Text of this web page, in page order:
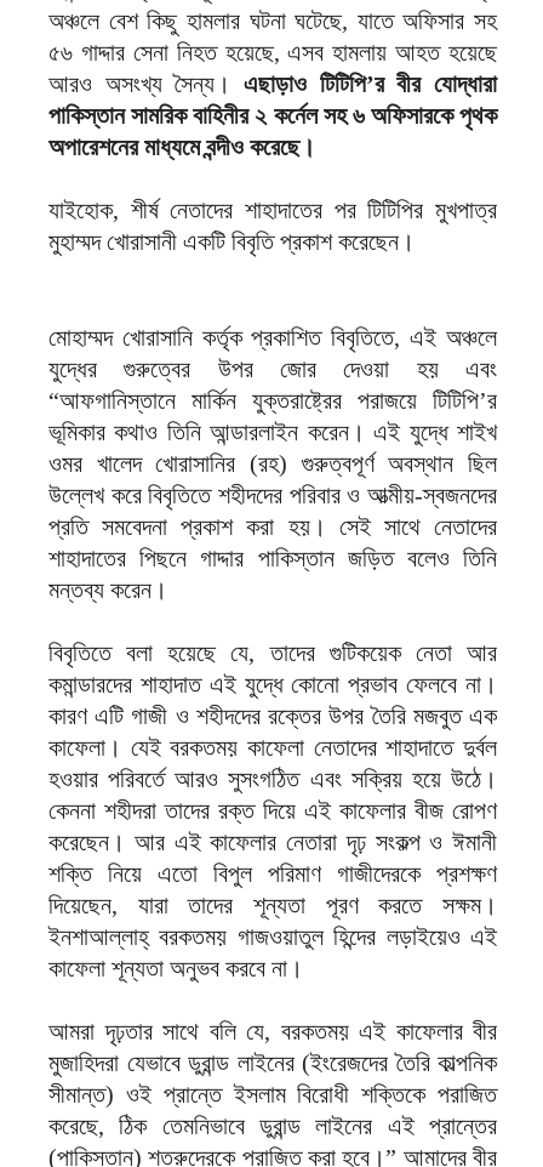
অঞ্চলে বেশ কিছু হামলার ঘটনা ঘটেছে, যাতে অফিসার সহ
৫৬ গাদ্দার সেনা নিহত হয়েছে, এসব হামলায় আহত হয়েছে
আরও অসংখ্য সৈন্য। এছাড়াও টিটিপি’র বীর যোদ্ধারা
পাকিস্তান সামরিক বাহিনীর ২ কর্নেল সহ ৬ অফিসারকে পৃথক
অপারেশনের মাধ্যমে বন্দীও করেছে।
যাইহোক, শীর্ষ নেতাদের শাহাদাতের পর টিটিপির মুখপাত্র
মুহাম্মদ খোরাসানী একটি বিবৃতি প্রকাশ করেছেন।
মোহাম্মদ খোরাসানি কর্তৃক প্রকাশিত বিবৃতিতে, এই অঞ্চলে
যুদ্ধের গুরুত্বের উপর জোর দেওয়া হয় এবং
“আফগানিস্তানে মার্কিন যুক্তরাষ্ট্রের পরাজয়ে টিটিপি’র
ভূমিকার কথাও তিনি আন্ডারলাইন করেন। এই যুদ্ধে শাইখ
ওমর খালেদ খোরাসানির (রহ) গুরুত্বপূর্ণ অবস্থান ছিল
উল্লেখ করে বিবৃতিতে শহীদদের পরিবার ও আত্মীয়-স্বজনদের
প্রতি সমবেদনা প্রকাশ করা হয়। সেই সাথে নেতাদের
শাহাদাতের পিছনে গাদ্দার পাকিস্তান জড়িত বলেও তিনি
মন্তব্য করেন।
বিবৃতিতে বলা হয়েছে যে, তাদের গুটিকয়েক নেতা আর
কমান্ডারদের শাহাদাত এই যুদ্ধে কোনো প্রভাব ফেলবে না।
কারণ এটি গাজী ও শহীদদের রক্তের উপর তৈরি মজবুত এক
কাফেলা। যেই বরকতময় কাফেলা নেতাদের শাহাদাতে দুর্বল
হওয়ার পরিবর্তে আরও সুসংগঠিত এবং সক্রিয় হয়ে উঠে।
কেননা শহীদরা তাদের রক্ত দিয়ে এই কাফেলার বীজ রোপণ
করেছেন। আর এই কাফেলার নেতারা দৃঢ় সংকল্প ও ঈমানী
শক্তি নিয়ে এতো বিপুল পরিমাণ গাজীদেরকে প্রশক্ষণ
দিয়েছেন, যারা তাদের শূন্যতা পূরণ করতে সক্ষম।
ইনশাআল্লাহ্ বরকতময় গাজওয়াতুল হিন্দের লড়াইয়েও এই
কাফেলা শূন্যতা অনুভব করবে না।
আমরা দৃঢ়তার সাথে বলি যে, বরকতময় এই কাফেলার বীর
মুজাহিদরা যেভাবে ডুরান্ড লাইনের (ইংরেজদের তৈরি কাল্পনিক
সীমান্ত) ওই প্রান্তে ইসলাম বিরোধী শক্তিকে পরাজিত
করেছে, ঠিক তেমনিভাবে ডুরান্ড লাইনের এই প্রান্তের
(পাকিস্তান) শত্রুদেরকে পরাজিত করা হবে।” আমাদের বীর